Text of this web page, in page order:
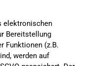
elektronischen
Bereitstellung
Funktionen (z.B.
werden auf